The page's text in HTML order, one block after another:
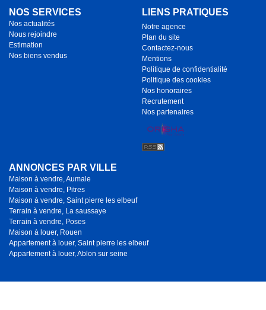
NOS SERVICES
Nos actualités
Nous rejoindre
Estimation
Nos biens vendus
LIENS PRATIQUES
Notre agence
Plan du site
Contactez-nous
Mentions
Politique de confidentialité
Politique des cookies
Nos honoraires
Recrutement
Nos partenaires
ANNONCES PAR VILLE
Maison à vendre, Aumale
Maison à vendre, Pitres
Maison à vendre, Saint pierre les elbeuf
Terrain à vendre, La saussaye
Terrain à vendre, Poses
Maison à louer, Rouen
Appartement à louer, Saint pierre les elbeuf
Appartement à louer, Ablon sur seine